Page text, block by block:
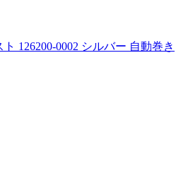
126200-0002 シルバー 自動巻き